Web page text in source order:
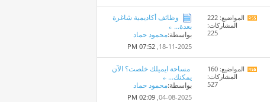
مشاهدة
تغذيات
المواضيع: 222
المشاركات:
225
وظائف أكاديمية شاغرة
بعدة...
بواسطة:محمود حماد
18-11-2025,
07:52 PM
مشاهدة
تغذيات
المواضيع: 160
المشاركات:
527
مساحة ايميلك خلصت؟ الآن
يمكنك...
بواسطة:محمود حماد
04-08-2025,
02:09 PM